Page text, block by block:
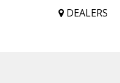
DEALERS